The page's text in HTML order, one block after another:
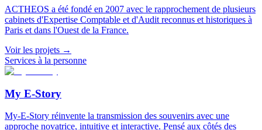
ACTHEOS a été fondé en 2007 avec le rapprochement de plusieurs
cabinets d'Expertise Comptable et d'Audit reconnus et historiques à
Paris et dans l'Ouest de la France.
Voir les projets →
Services à la personne
My E-Story
My-E-Story réinvente la transmission des souvenirs avec une
approche novatrice, intuitive et interactive. Pensé aux côtés des